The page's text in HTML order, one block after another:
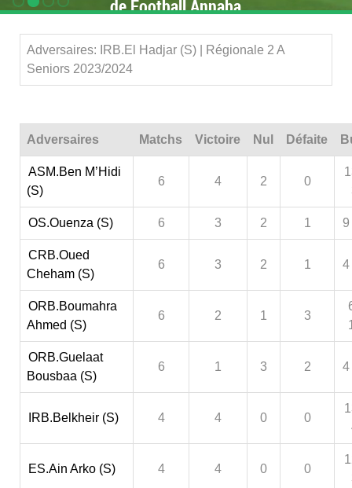
de Football Annaba
Adversaires: IRB.El Hadjar (S) | Régionale 2 A
Seniors 2023/2024
Adversaires Matchs Victoire Nul Défaite
ASM.Ben M’Hidi
(S)
6 4 2 0
OS.Ouenza (S) 6 3 2 1 9
CRB.Oued
Cheham (S)
6 3 2 1 4
ORB.Boumahra
Ahmed (S)
6 2 1 3
ORB.Guelaat
Bousbaa (S)
6 1 3 2 4
IRB.Belkheir (S) 4 4 0 0
ES.Ain Arko (S) 4 4 0 0